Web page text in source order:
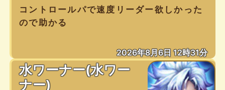
コントロールパで速度リーダー欲しかった
ので助かる
2026年8月6日 12時31分
水ワーナー(水ワー
ナー)